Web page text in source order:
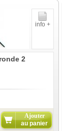
info +
2
Ajouter
au panier